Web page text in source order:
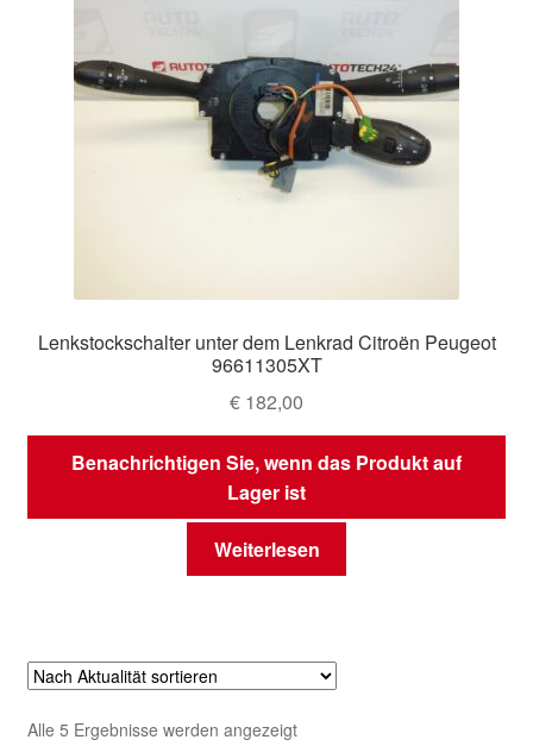
Lenkstockschalter unter dem Lenkrad Citroën Peugeot
96611305XT
€ 182,00
Benachrichtigen Sie, wenn das Produkt auf
Lager ist
Weiterlesen
Alle 5 Ergebnisse werden angezeigtNach